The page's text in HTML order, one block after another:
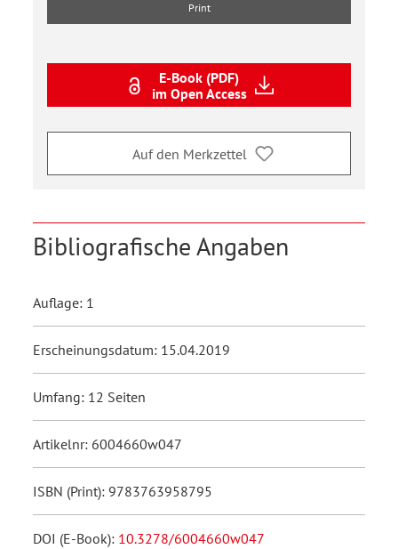
Print
E-Book (PDF)
im Open Access
Auf den Merkzettel
Bibliografische Angaben
Auflage: 1
Erscheinungsdatum: 15.04.2019
Umfang: 12 Seiten
Artikelnr: 6004660w047
ISBN (Print): 9783763958795
DOI (E-Book): 10.3278/6004660w047